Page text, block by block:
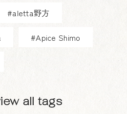
all tags
#aletta野方
#Apice Shimo